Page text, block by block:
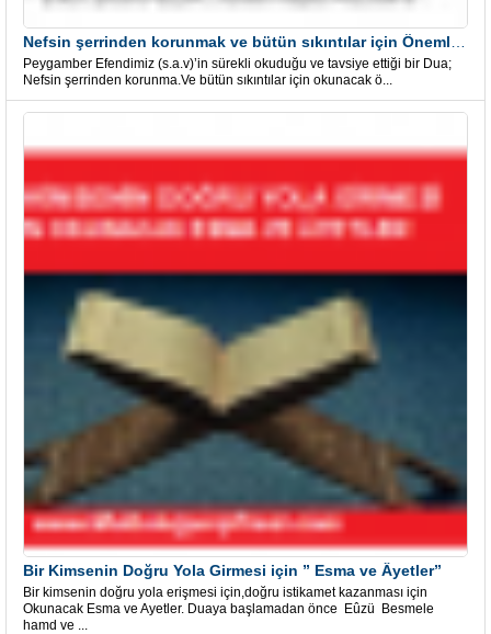
Peygamber Efendimiz (s.a.v)’in sürekli okuduğu ve tavsiye ettiği bir Dua;
Nefsin şerrinden korunma.Ve bütün sıkıntılar için okunacak ö...
Bir Kimsenin Doğru Yola Girmesi için ” Esma ve Âyetler”
Bir kimsenin doğru yola erişmesi için,doğru istikamet kazanması için
Okunacak Esma ve Ayetler. Duaya başlamadan önce Eûzü Besmele
hamd ve ...